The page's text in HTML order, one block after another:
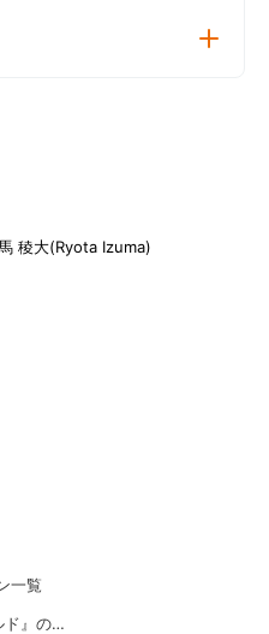
一覧
大規模！屋外『フォーリーフィールド』の圧倒的な物理エネルギー収録と実践
稜大(Ryota Izuma)